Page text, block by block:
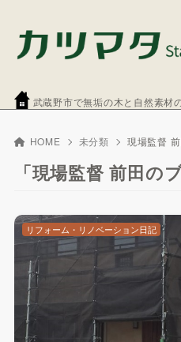
武蔵野市で無垢の木と自然素材
HOME 未分類 現場監督
「現場監督 前田の
リフォーム・リノベーション日記